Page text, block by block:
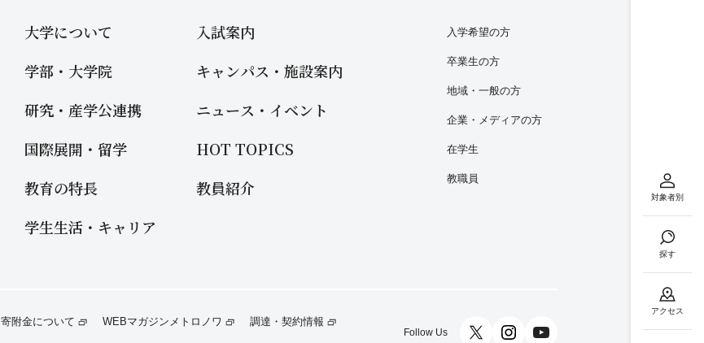
対象者別
探す
アクセス
大学について
学部・大学院
研究・産学公連携
国際展開・留学
教育の特長
学生生活・キャリア
入試案内
キャンパス・施設案内
ニュース・イベント
HOT TOPICS
教員紹介
入学希望の方
卒業生の方
地域・一般の方
企業・メディアの方
在学生
教職員
寄附金について WEBマガジンメトロノワ 調達・契約情報
Follow Us